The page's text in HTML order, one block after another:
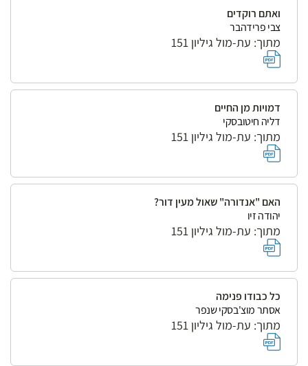
ואתם רוקדים
צבי פרידהבר
מתוך: עת-מול גיליון 151
דמויות מן החיים
דליה חיטובסקי
מתוך: עת-מול גיליון 151
האם "אנדורה" שאול מעין דור?
יהודה זיו
מתוך: עת-מול גיליון 151
כל כבודו פנימה
אסתר מוצ'בסקי שנפר
מתוך: עת-מול גיליון 151